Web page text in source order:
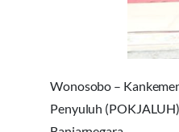
Wonosobo –
Penyuluh